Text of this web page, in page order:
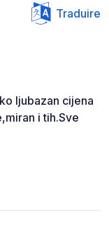
Traduire
ljubazan cijena
i tih.Sve